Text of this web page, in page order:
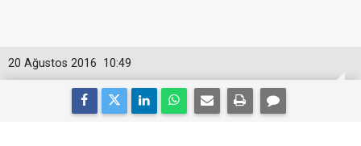
10:49
20 Ağustos 2016